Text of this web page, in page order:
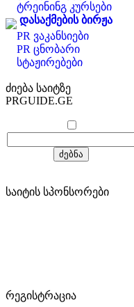
ტრეინინგ კურსები
დასაქმების ბირჟა
PR ვაკანსიები
PR ცნობარი
სტაჟირებები
ძიება საიტზე
PRGUIDE.GE
საიტის სპონსორები
რეგისტრაცია